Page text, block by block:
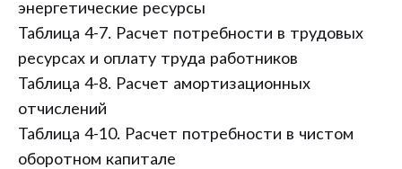
энергетические ресурсы
Таблица 4-7. Расчет потребности в трудовых
ресурсах и оплату труда работников
Таблица 4-8. Расчет амортизационных
отчислений
Таблица 4-10. Расчет потребности в чистом
оборотном капитале